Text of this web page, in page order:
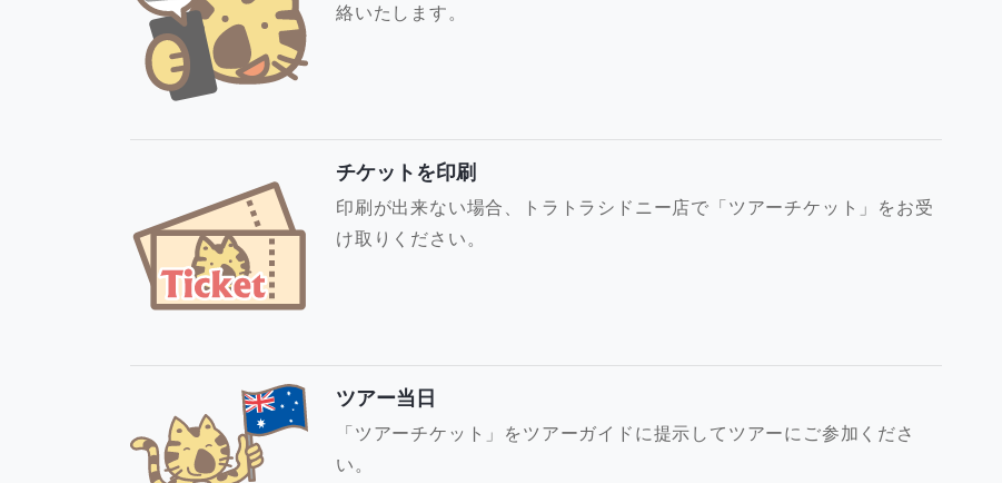
絡いたします。
チケットを印刷
印刷が出来ない場合、トラトラシドニー店で「ツアーチケット」をお受
け取りください。
ツアー当日
「ツアーチケット」をツアーガイドに提示してツアーにご参加くださ
い。